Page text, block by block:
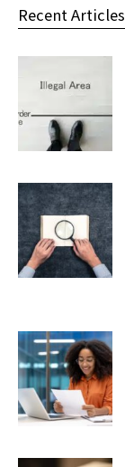
Recent Articles